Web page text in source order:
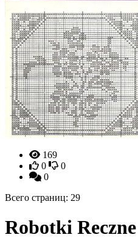
169
0
0
0
Всего страниц: 29
Robotki